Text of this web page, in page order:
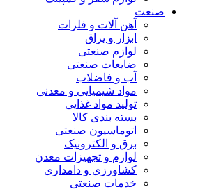
صنعت
آهن آلات و فلزات
ابزار و یراق
لوازم صنعتی
ضایعات صنعتی
آب و فاضلاب
مواد شیمیایی و معدنی
تولید مواد غذایی
بسته بندی کالا
اتوماسیون صنعتی
برق و الکترونیک
لوازم و تجهیزات معدن
کشاورزی و دامداری
خدمات صنعتی